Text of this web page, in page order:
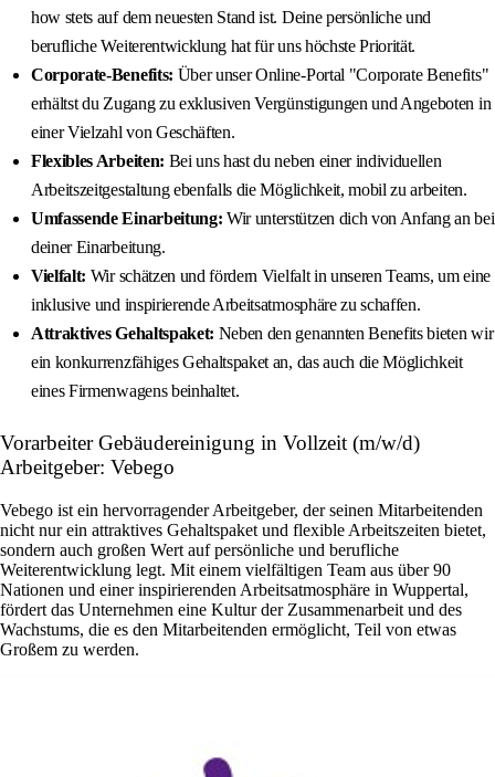
how stets auf dem neuesten Stand ist. Deine persönliche und
berufliche Weiterentwicklung hat für uns höchste Priorität.
Corporate-Benefits: Über unser Online-Portal "Corporate Benefits"
erhältst du Zugang zu exklusiven Vergünstigungen und Angeboten in
einer Vielzahl von Geschäften.
Flexibles Arbeiten: Bei uns hast du neben einer individuellen
Arbeitszeitgestaltung ebenfalls die Möglichkeit, mobil zu arbeiten.
Umfassende Einarbeitung: Wir unterstützen dich von Anfang an bei
deiner Einarbeitung.
Vielfalt: Wir schätzen und fördern Vielfalt in unseren Teams, um eine
inklusive und inspirierende Arbeitsatmosphäre zu schaffen.
Attraktives Gehaltspaket: Neben den genannten Benefits bieten wir
ein konkurrenzfähiges Gehaltspaket an, das auch die Möglichkeit
eines Firmenwagens beinhaltet.
Vorarbeiter Gebäudereinigung in Vollzeit (m/w/d)
Arbeitgeber: Vebego
Vebego ist ein hervorragender Arbeitgeber, der seinen Mitarbeitenden
nicht nur ein attraktives Gehaltspaket und flexible Arbeitszeiten bietet,
sondern auch großen Wert auf persönliche und berufliche
Weiterentwicklung legt. Mit einem vielfältigen Team aus über 90
Nationen und einer inspirierenden Arbeitsatmosphäre in Wuppertal,
fördert das Unternehmen eine Kultur der Zusammenarbeit und des
Wachstums, die es den Mitarbeitenden ermöglicht, Teil von etwas
Großem zu werden.